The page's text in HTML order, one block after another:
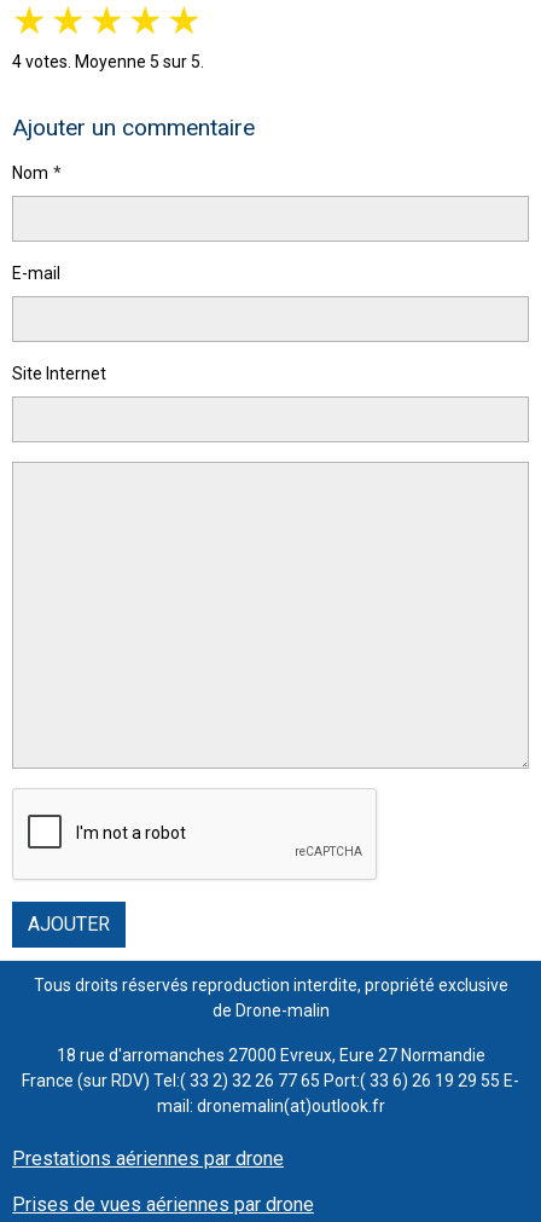
★★★★★
4votes. Moyenne 5 sur 5.
Ajouter un commentaire
Nom
E-mail
Site Internet
AJOUTER
Tous droits réservés reproduction interdite, propriété exclusive
de Drone-malin
18 rue d'arromanches 27000 Evreux, Eure 27 Normandie
France (sur RDV) Tel:( 33 2) 32 26 77 65 Port:( 33 6) 26 19 29 55 E-
mail: dronemalin(at)outlook.fr
Prestations aériennes par drone
Prises de vues aériennes par drone